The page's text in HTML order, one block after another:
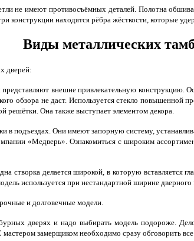
не имеют противосъёмных деталей. Полотна
конструкции находятся рёбра жёсткости, которые
Виды металлических
дверей:
представляют внешне привлекательную
обзора не даст. Используется стекло
решётки. Она также выступает элементом декора.
в подъездах. Они имеют запорную систему,
«Медверь». Ознакомиться с широким
створка делается широкой, в которую вставляется
используется при нестандартной ширине дверного
и долговечные модели.
дверях и надо выбирать модель подороже.
мастером замерщиком необходимо сразу обговорить